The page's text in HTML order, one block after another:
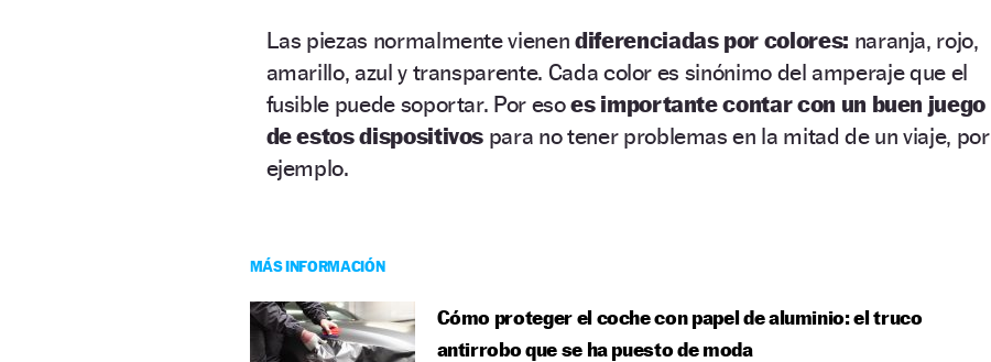
Las piezas normalmentevienendiferenciadas por colores: naranja, rojo,
amarillo, azul y transparente. Cada color es sinónimo del amperaje que el
fusible puede soportar. Por esoes importante contar con un buen juego
de estos dispositivos para no tener problemas en la mitad de un viaje, por
ejemplo.
MÁS INFORMACIÓN
Cómo proteger el coche con papel de aluminio: el truco
antirrobo que se ha puesto de moda